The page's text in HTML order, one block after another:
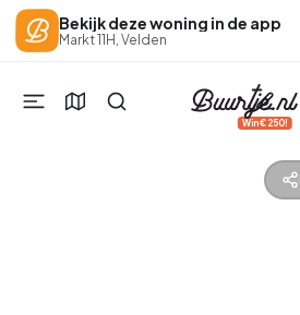
Bekijk deze woning in de app
Markt 11H, Velden
Win €250!